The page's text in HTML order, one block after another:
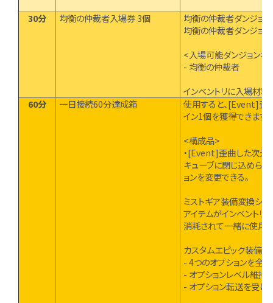
30分
均衡の仲裁者入場券 3個
均衡の仲裁者ダンジョ
均衡の仲裁者ダンジョ
<入場可能ダンジョン>
- 均衡の仲裁者
インベントリに入場材料
60分
一日接続60分達成箱
使用すると、[Event]歪
イン1個を獲得できます。
<構成品>
・[Event]歪曲した次元
キューブに閉じ込めら
ョンを変更できる。
ミストギア装備変換シス
アイテムがインベント
消耗されて一緒に使用で
カスタムエピック装備
- 4つのオプションを全
- オプションレベル維持
- オプション転送を受